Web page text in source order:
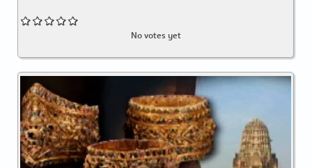
No votes yet